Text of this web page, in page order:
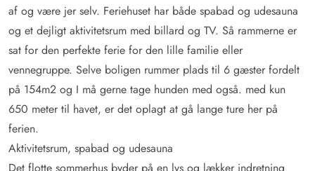
af og være jer selv. Feriehuset har både spabad og udesauna
og et dejligt aktivitetsrum med billard og TV. Så rammerne er
sat for den perfekte ferie for den lille familie eller
vennegruppe. Selve boligen rummer plads til 6 gæster fordelt
på 154m2 og I må gerne tage hunden med også. med kun
650 meter til havet, er det oplagt at gå lange ture her på
ferien.
Aktivitetsrum, spabad og udesauna
Det flotte sommerhus byder på en lys og lækker indretning